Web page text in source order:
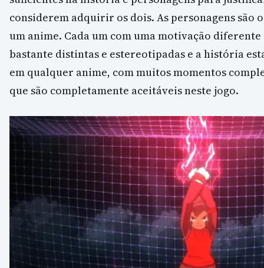
considerem adquirir os dois. As personagens são
um anime. Cada um com uma motivação diferente
bastante distintas e estereotipadas e a história
em qualquer anime, com muitos momentos
que são completamente aceitáveis neste jogo.